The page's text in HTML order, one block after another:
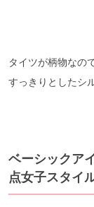
タイツが柄物なの
すっきりとしたシ
ベーシックア
点女子スタイ